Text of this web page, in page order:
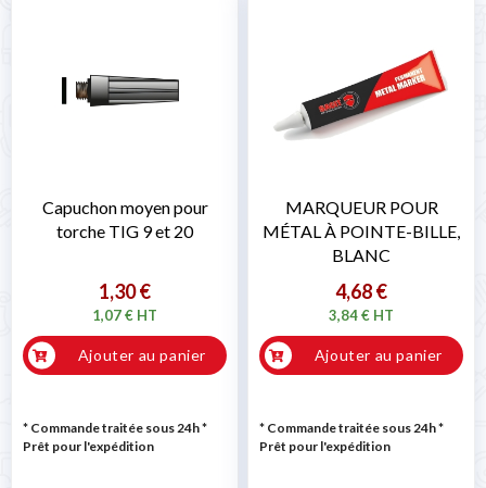
Capuchon moyen pour
torche TIG 9 et 20
1,30 €
1,07 € HT
Ajouter au panier
* Commande traitée sous 24h*
Prêt pour l'expédition
MARQUEUR POUR
MÉTAL À POINTE-BILLE,
BLANC
4,68 €
3,84 € HT
Ajouter au panier
* Commande traitée sous 24h*
Prêt pour l'expédition